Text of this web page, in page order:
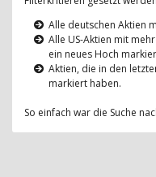
Alle deutschen Aktien
Alle US-Aktien mit
ein neues Hoch
Aktien, die in den
markiert haben.
So einfach war die Suche